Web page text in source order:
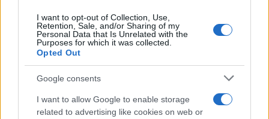
I want to opt-out of Collection, Use,
Retention, Sale, and/or Sharing of my
Personal Data that Is Unrelated with the
Purposes for which it was collected.
Opted Out
Google consents
I want to allow Google to enable storage
related to advertising like cookies on web or
Αναλυτικά όλο το
πρόγραμμα
ΠΟΛΙΤΙΣΜΟΣ